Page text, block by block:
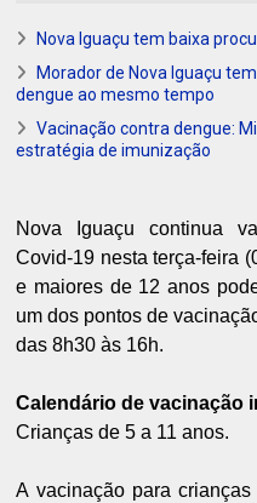
Nova Iguaçu tem baixa
Morador de Nova Iguaçu
dengue ao mesmo tempo
Vacinação contra dengue:
estratégia de imunização
Nova Iguaçu continua
Covid-19 nesta terça-feira
e maiores de 12 anos
um dos pontos de
das 8h30 às 16h.
Calendário de vacinação
Crianças de 5 a 11 anos.
A vacinação para